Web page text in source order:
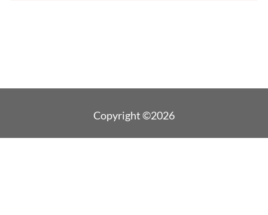
Copyright ©2026